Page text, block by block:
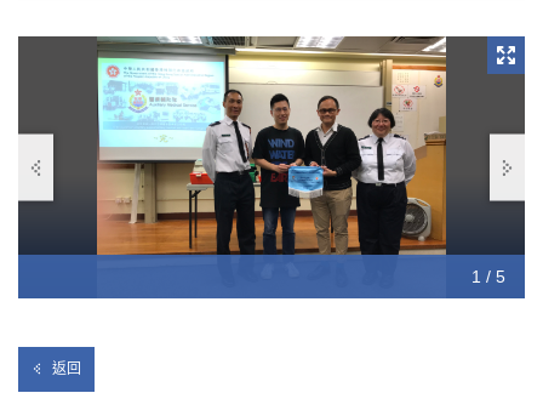
1 / 5
2 / 5
3 / 5
4 / 5
5 / 5
返回